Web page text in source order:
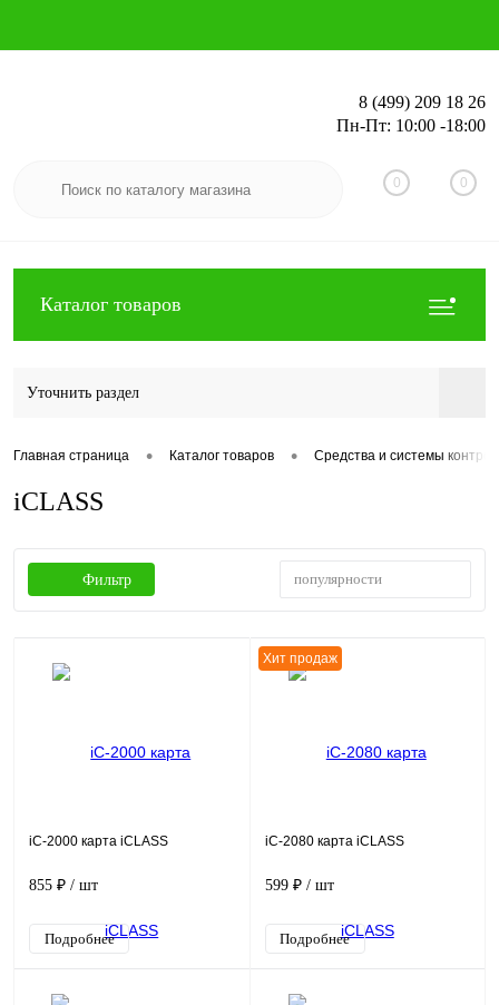
Вход Регистрация
8 (499) 209 18 26
Пн-Пт: 10:00 -18:00
0 0
Каталог товаров
Уточнить раздел
Главная страница • Каталог товаров • Средства и системы
iCLASS
Фильтр популярности
iC-2000 карта iCLASS
855 ₽ / шт
Подробнее
Хит продаж
iC-2080 карта iCLASS
599 ₽ / шт
Подробнее